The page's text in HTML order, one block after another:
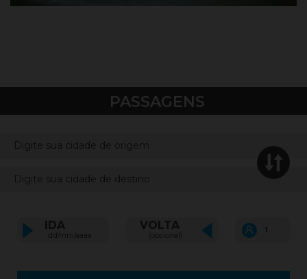
PASSAGENS
Digite
cidade
Digite
IDA VOLTA